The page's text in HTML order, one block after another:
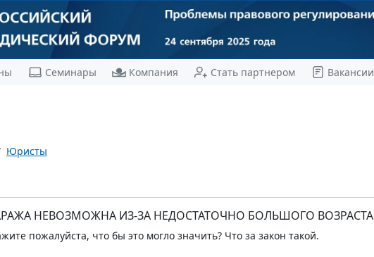
Семинары Компания Стать партнером Вакансии
Юристы
НЕВОЗМОЖНА ИЗ-ЗА НЕДОСТАТОЧНО БОЛЬШОГО ВОЗРАСТА
пожалуйста, что бы это могло значить? Что за закон такой.